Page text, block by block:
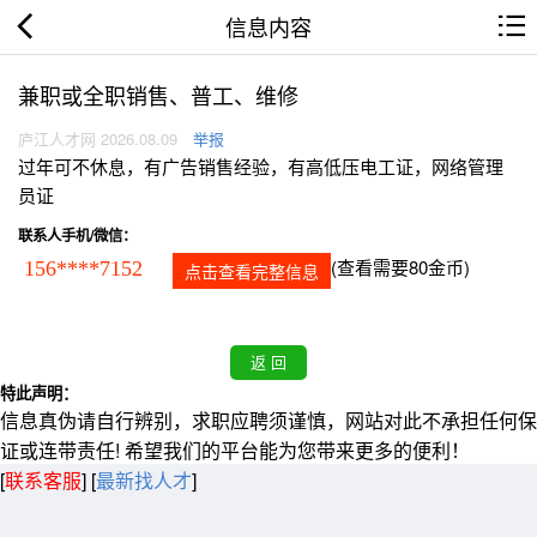
信息内容
兼职或全职销售、普工、维修
庐江人才网 2026.08.09 举报
过年可不休息，有广告销售经验，有高低压电工证，网络管理
员证
联系人手机/微信：
156****7152 点击查看完整信息 (查看需要80金币)
特此声明：
信息真伪请自行辨别，求职应聘须谨慎，网站对此不承担任何保
证或连带责任! 希望我们的平台能为您带来更多的便利！
[联系客服] [最新找人才]